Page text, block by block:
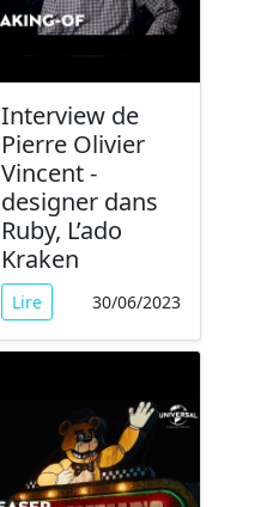
Interview de
Pierre Olivier
Vincent -
designer dans
Ruby, L’ado
Kraken
Lire 30/06/2023